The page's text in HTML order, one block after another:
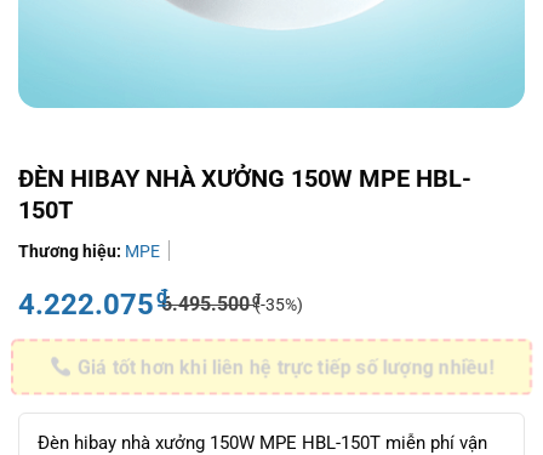
ĐÈN HIBAY NHÀ XƯỞNG 150W MPE HBL-
150T
Thương hiệu: MPE
4.222.075₫6.495.500₫(-35%)
Giá tốt hơn khi liên hệ trực tiếp số lượng nhiều!
Đèn hibay nhà xưởng 150W MPE HBL-150T miễn phí vận